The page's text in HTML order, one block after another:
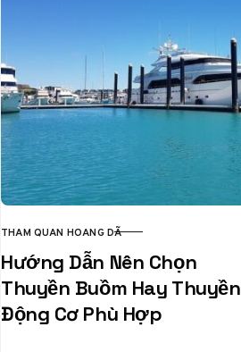
CATEGORY
THAM QUAN HOANG DÃ
Hướng Dẫn Nên Chọn
Thuyền Buồm Hay Thuyền
Động Cơ Phù Hợp